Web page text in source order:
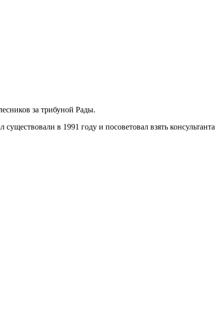
за трибуной Рады.
в 1991 году и посоветовал взять консультанта